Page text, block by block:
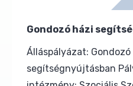
Gondozó házi
Álláspályázat: Gondozó
segítségnyújtásban